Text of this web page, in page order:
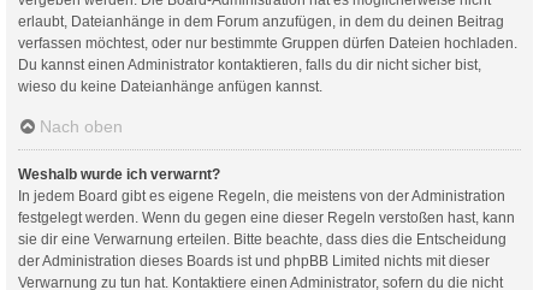
erlaubt, Dateianhänge in dem Forum anzufügen, in dem du deinen Beitrag
verfassen möchtest, oder nur bestimmte Gruppen dürfen Dateien hochladen.
Du kannst einen Administrator kontaktieren, falls du dir nicht sicher bist,
wieso du keine Dateianhänge anfügen kannst.
Nach oben
Weshalb wurde ich verwarnt?
In jedem Board gibt es eigene Regeln, die meistens von der Administration
festgelegt werden. Wenn du gegen eine dieser Regeln verstoßen hast, kann
sie dir eine Verwarnung erteilen. Bitte beachte, dass dies die Entscheidung
der Administration dieses Boards ist und phpBB Limited nichts mit dieser
Verwarnung zu tun hat. Kontaktiere einen Administrator, sofern du die nicht